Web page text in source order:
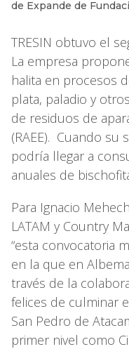
de Expande de
TRESIN obtuvo el
La empresa
halita en procesos
plata, paladio y
de residuos de
(RAEE). Cuando su
podría llegar a
anuales de
Para Ignacio
LATAM y Country
“esta convocatoria
en la que en
través de la
felices de culminar
San Pedro de
primer nivel como